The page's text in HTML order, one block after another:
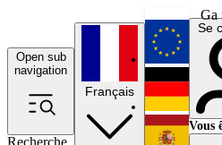
Ga
Open sub
navigation
Recherche
Français
Se
Vous